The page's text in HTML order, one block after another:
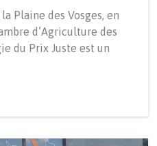
Plaine des Vosges, en
d’Agriculture des
du Prix Juste est un